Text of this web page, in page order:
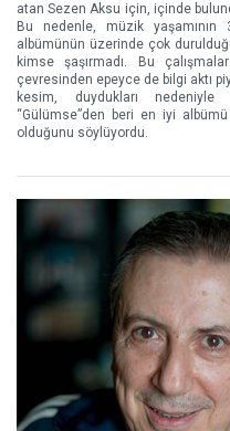
atan Sezen Aksu için, içinde
Bu nedenle, müzik
albümünün üzerinde çok
kimse şaşırmadı. Bu
çevresinden epeyce de bilgi aktı
kesim, duydukları nedeniyle
“Gülümse”den beri en iyi
olduğunu söylüyordu.